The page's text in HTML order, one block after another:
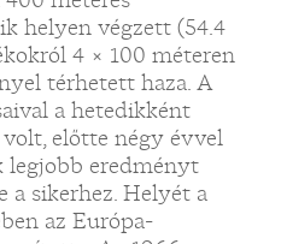
helyen végzett (54.4
4 × 100 méteren
térhetett haza. A
a hetedikként
előtte négy évvel
legjobb eredményt
a sikerhez. Helyét a
az Európa-